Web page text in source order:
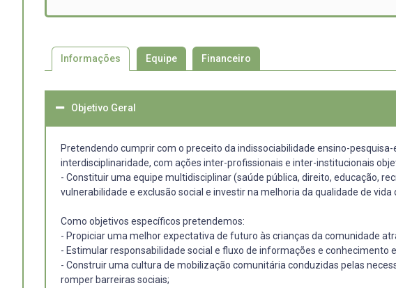
Informações Equipe Financeiro
Objetivo Geral
Pretendendo cumprir com o preceito da indissociabilidade ensino-
interdisciplinaridade, com ações inter-profissionais e inter-institucionais
- Constituir uma equipe multidisciplinar (saúde pública, direito, educação,
vulnerabilidade e exclusão social e investir na melhoria da qualidade de vida
Como objetivos específicos pretendemos:
- Propiciar uma melhor expectativa de futuro às crianças da comunidade
- Estimular responsabilidade social e fluxo de informações e conhecimento
- Construir uma cultura de mobilização comunitária conduzidas pelas
romper barreiras sociais;